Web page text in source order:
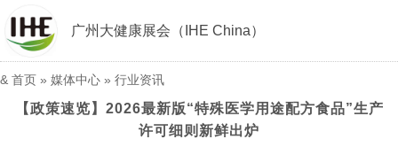
广州大健康展会（IHE China）
& 首页 » 媒体中心 » 行业资讯
【政策速览】2026最新版“特殊医学用途配方食品”生产
许可细则新鲜出炉